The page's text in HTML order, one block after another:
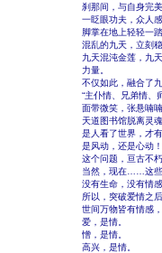
刹那间，与自身完
一眨眼功夫，众人
脚掌在地上轻轻一
混乱的九天，立刻
九天混沌金莲，九
力量。
不仅如此，融合了
“主仆情、兄弟情
面带微笑，张悬喃
天道图书馆脱离灵
是人看了世界，才
是风动，还是心动！
这个问题，亘古不
当然，现在……这
没有生命，没有情
所以，突破爱情之
世间万物皆有情感
爱，是情。
憎，是情。
高兴，是情。